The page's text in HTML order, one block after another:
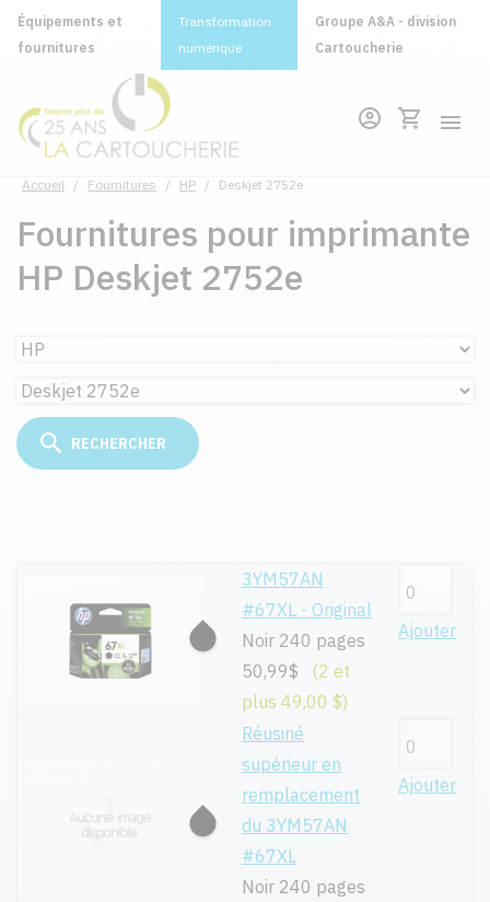
Équipements et
fournitures
Transformation
numérique
Groupe A&A - division
Cartoucherie
Accueil / Fournitures / HP / Deskjet 2752e
Fournitures pour imprimante
HP Deskjet 2752e
3YM57AN
#67XL - Original
Noir 240 pages
50,99$
(2 et
plus 49,00 $)
Ajouter
Réusiné
supérieur en
remplacement
du 3YM57AN
#67XL
Noir 240 pages
Ajouter